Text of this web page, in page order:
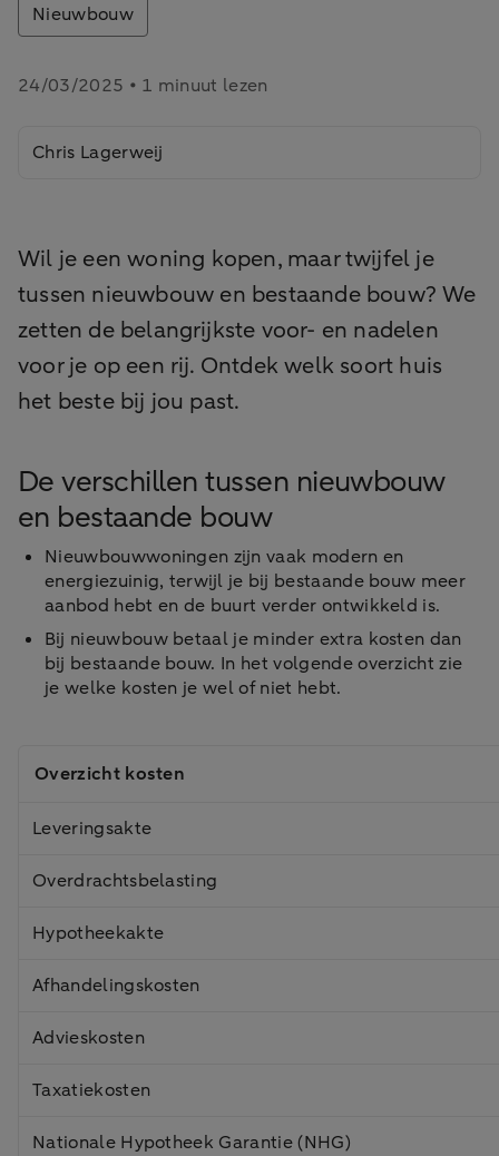
Nieuwbouw
24/03/2025 • 1 minuut lezen
Chris Lagerweij
Wil je een woning kopen, maar twijfel je
tussen nieuwbouw en bestaande bouw? We
zetten de belangrijkste voor- en nadelen
voor je op een rij. Ontdek welk soort huis
het beste bij jou past.
De verschillen tussen nieuwbouw
en bestaande bouw
Nieuwbouwwoningen zijn vaak modern en
energiezuinig, terwijl je bij bestaande bouw meer
aanbod hebt en de buurt verder ontwikkeld is.
Bij nieuwbouw betaal je minder extra kosten dan
bij bestaande bouw. In het volgende overzicht zie
je welke kosten je wel of niet hebt.
Overzicht kosten
Leveringsakte
Overdrachtsbelasting
Hypotheekakte
Afhandelingskosten
Advieskosten
Taxatiekosten
Nationale Hypotheek Garantie (NHG)